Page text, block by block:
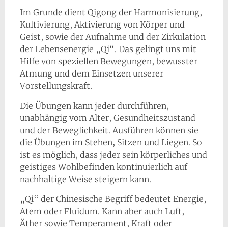
Im Grunde dient Qigong der Harmonisierung,
Kultivierung, Aktivierung von Körper und
Geist, sowie der Aufnahme und der Zirkulation
der Lebensenergie „Qi“. Das gelingt uns mit
Hilfe von speziellen Bewegungen, bewusster
Atmung und dem Einsetzen unserer
Vorstellungskraft.
Die Übungen kann jeder durchführen,
unabhängig vom Alter, Gesundheitszustand
und der Beweglichkeit. Ausführen können sie
die Übungen im Stehen, Sitzen und Liegen. So
ist es möglich, dass jeder sein körperliches und
geistiges Wohlbefinden kontinuierlich auf
nachhaltige Weise steigern kann.
„Qi“ der Chinesische Begriff bedeutet Energie,
Atem oder Fluidum. Kann aber auch Luft,
Äther sowie Temperament, Kraft oder